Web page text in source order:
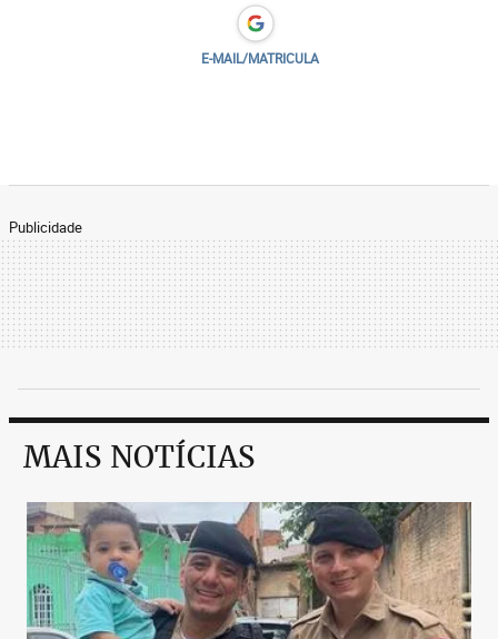
E-MAIL/MATRICULA
Publicidade
MAIS NOTÍCIAS